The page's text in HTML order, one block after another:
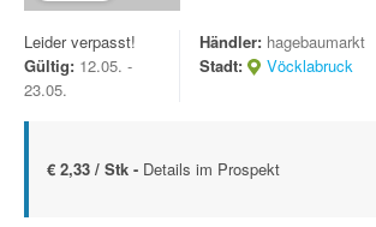
Leider verpasst!
Gültig: 12.05. -
23.05.
Händler: hagebaumarkt
Stadt:
Vöcklabruck
€ 2,33 / Stk - Details im Prospekt